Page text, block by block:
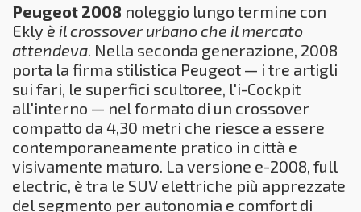
Peugeot 2008 noleggio lungo termine con
Ekly è il crossover urbano che il mercato
attendeva. Nella seconda generazione, 2008
porta la firma stilistica Peugeot — i tre artigli
sui fari, le superfici scultoree, l'i-Cockpit
all'interno — nel formato di un crossover
compatto da 4,30 metri che riesce a essere
contemporaneamente pratico in città e
visivamente maturo. La versione e-2008, full
electric, è tra le SUV elettriche più apprezzate
del segmento per autonomia e comfort di